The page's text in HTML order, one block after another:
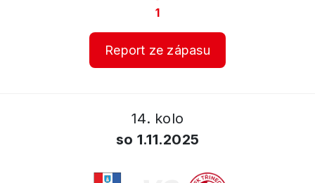
1
Report ze zápasu
14. kolo
so 1.11.2025